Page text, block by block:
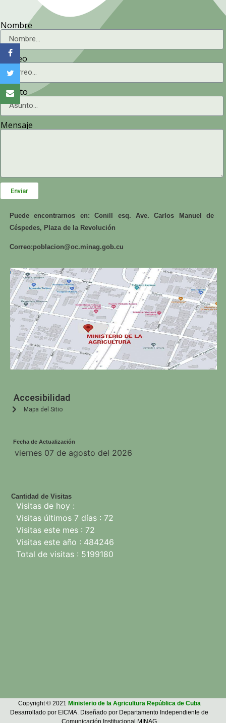
Nombre
Correo
Asunto
Mensaje
Enviar
Puede encontrarnos en: Conill esq. Ave. Carlos Manuel de
Céspedes, Plaza de la Revolución
Correo:poblacion@oc.minag.gob.cu
Accesibilidad
Mapa del Sitio
Fecha de Actualización
Cantidad de Visitas
Visitas de hoy :
Visitas últimos 7 días : 72
Visitas este mes : 72
Visitas este año : 484246
Total de visitas : 5199180
viernes 07 de agosto del 2026
Copyright © 2021 Ministerio de la Agricultura República de Cuba
Desarrollado por EICMA. Diseñado por Departamento Independiente de